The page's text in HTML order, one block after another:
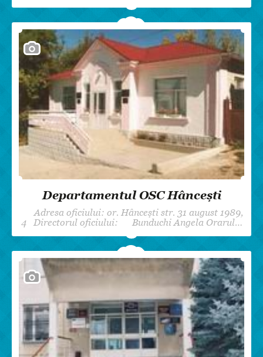
Departamentul OSC Hâncești
Adresa oficiului: or. Hâncești str. 31 august 1989,
4 Directorul oficiului: Bunduchi Angela Orarul…